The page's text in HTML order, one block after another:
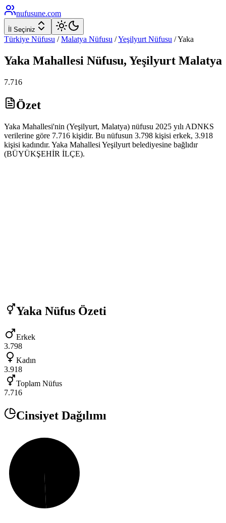
nufusune.com
İl Seçiniz
Türkiye Nüfusu / Malatya Nüfusu /Yeşilyurt Nüfusu /Yaka
Yaka Mahallesi Nüfusu, Yeşilyurt Malatya
7.716
Özet
Yaka Mahallesi'nin (Yeşilyurt, Malatya) nüfusu 2025 yılı ADNKS
verilerine göre 7.716 kişidir. Bu nüfusun 3.798 kişisi erkek, 3.918
kişisi kadındır. Yaka Mahallesi Yeşilyurt belediyesine bağlıdır
(BÜYÜKŞEHİR İLÇE).
Yaka Nüfus Özeti
Erkek
3.798
Kadın
3.918
Toplam Nüfus
7.716
Cinsiyet Dağılımı